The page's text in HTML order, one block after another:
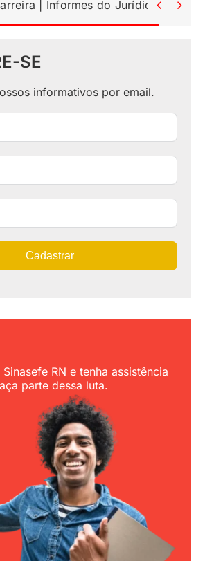
| Informes do Jurídico 
SE
informativos por email.
Cadastrar
RN e tenha assistência
parte dessa luta.